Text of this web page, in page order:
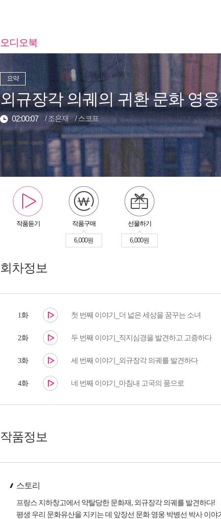
오디오북
요약
외규장각 의궤의 귀환 문화 영
02:00:07 /조은재 /스코프
작품듣기 작품구매
6,000원
선물하기
6,000원
회차정보
1화 첫 번째 이야기_더 넓은 세상을 꿈꾸는 소녀
2화 두 번째 이야기_직지심경을 발견하고 고증하다
3화 세 번째 이야기_외규장각 의궤를 발견하다
4화 네 번째 이야기_마침내 고국의 품으로
작품정보
스토리
프랑스 지하창고에서 약탈당한 문화재, 외규장각 의궤를 발견하다!
평생 우리 문화유산을 지키는 데 앞장선 문화 영웅 박병선 박사 이야